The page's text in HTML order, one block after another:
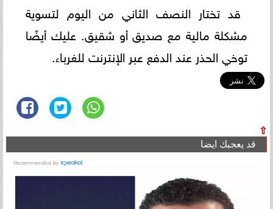
قد تختار النصف الثاني من اليوم لتسوية
مشكلة مالية مع صديق أو شقيق. عليك أيضًا
توخي الحذر عند الدفع عبر الإنترنت للغرباء.
⇧
قد يعجبك ايضا